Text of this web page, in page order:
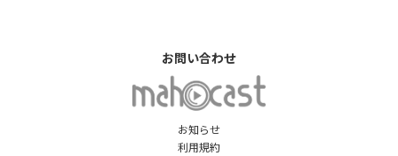
お知らせ
利用規約
お問い合わせ